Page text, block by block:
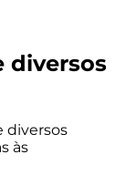
diversos
diversos
às